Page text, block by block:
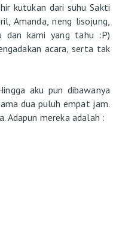
kutukan dari suhu Sakti
Amanda, neng lisojung,
dan kami yang tahu :P)
acara, serta tak
aku pun dibawanya
dua puluh empat jam.
Adapun mereka adalah :